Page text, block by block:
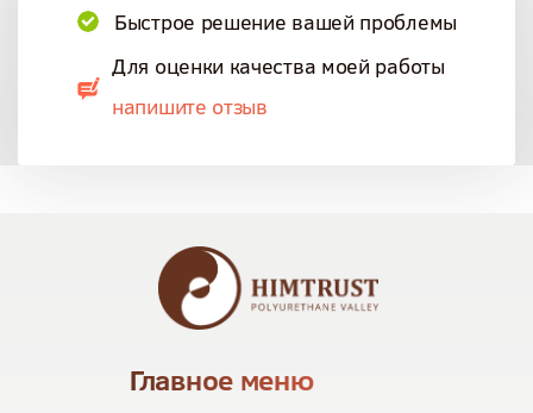
Быстрое решение вашей проблемы
Для оценки качества моей работы
напишите отзыв
Главное меню